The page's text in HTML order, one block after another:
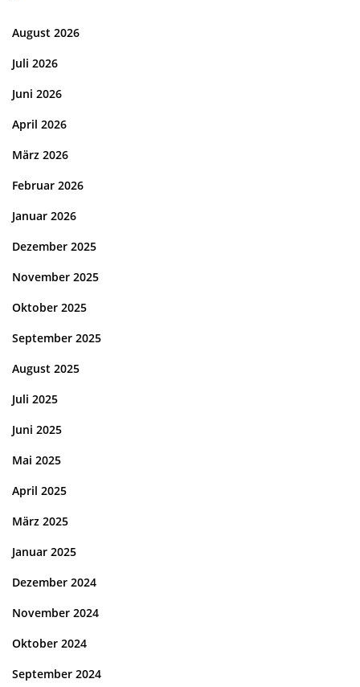
August 2026
Juli 2026
Juni 2026
April 2026
März 2026
Februar 2026
Januar 2026
Dezember 2025
November 2025
Oktober 2025
September 2025
August 2025
Juli 2025
Juni 2025
Mai 2025
April 2025
März 2025
Januar 2025
Dezember 2024
November 2024
Oktober 2024
September 2024